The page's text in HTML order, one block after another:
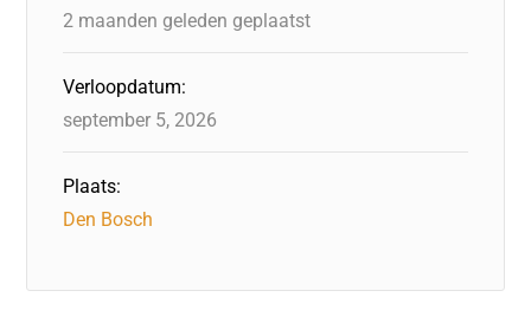
2 maanden geleden geplaatst
Verloopdatum:
september 5, 2026
Plaats:
Den Bosch